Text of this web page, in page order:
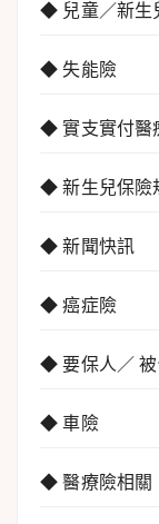
◆ 兒童／新生
◆ 失能險
◆ 實支實付醫
◆ 新生兒保險
◆ 新聞快訊
◆ 癌症險
◆ 要保人／ 被
◆ 車險
◆ 醫療險相關